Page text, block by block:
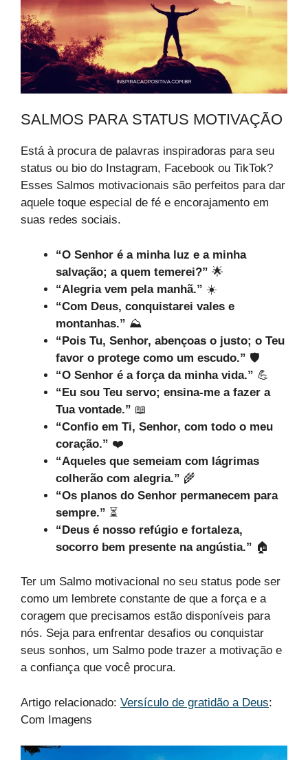
SALMOS PARA STATUS MOTIVAÇÃO
Está à procura de palavras inspiradoras para seu
status ou bio do Instagram, Facebook ou TikTok?
Esses Salmos motivacionais são perfeitos para dar
aquele toque especial de fé e encorajamento em
suas redes sociais.
“O Senhor é a minha luz e a minha
salvação; a quem temerei?” 🌟
“Alegria vem pela manhã.” ☀️
“Com Deus, conquistarei vales e
montanhas.” ⛰️
“Pois Tu, Senhor, abençoas o justo; o Teu
favor o protege como um escudo.” 🛡️
“O Senhor é a força da minha vida.” 💪
“Eu sou Teu servo; ensina-me a fazer a
Tua vontade.” 📖
“Confio em Ti, Senhor, com todo o meu
coração.” ❤️
“Aqueles que semeiam com lágrimas
colherão com alegria.” 🌾
“Os planos do Senhor permanecem para
sempre.” ⏳
“Deus é nosso refúgio e fortaleza,
socorro bem presente na angústia.” 🏠
Ter um Salmo motivacional no seu status pode ser
como um lembrete constante de que a força e a
coragem que precisamos estão disponíveis para
nós. Seja para enfrentar desafios ou conquistar
seus sonhos, um Salmo pode trazer a motivação e
a confiança que você procura.
Artigo relacionado: Versículo de gratidão a Deus:
Com Imagens